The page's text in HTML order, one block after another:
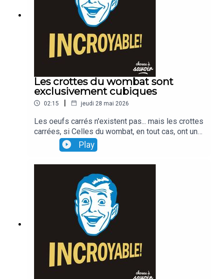
Les crottes du wombat sont
exclusivement cubiques
02:15 | jeudi 28 mai 2026
Les oeufs carrés n'existent pas... mais les crottes
carrées, si Celles du wombat, en tout cas, ont une
forme cubique Une curiosité qui s'explique par le
fonctionnement du système digestif de l'animal.
Play